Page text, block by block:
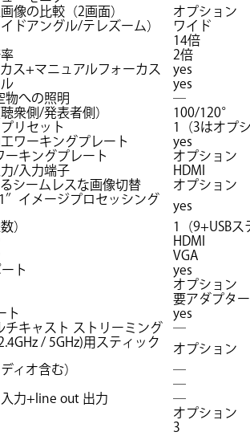
像の比較（2画面）
オプション
ドアングル/テレズーム）
ワイド
14倍
2倍
ス+マニュアルフォーカス
yes
yes
物への照明
―
衆側/発表者側）
100/120°
リセット
1（3はオプ
ワーキングプレート
yes
キングプレート
オプション
/入力端子
HDMI
シームレスな画像切替
オプション
イメージプロセッシング
yes
）
1（9+USB
HDMI
VGA
ト
yes
オプション
要アダプター
ト
yes
チキャスト ストリーミング
―
/ 5GHz)用スティック
オプション
ィオ含む）
―
―
力+line out 出力
―
オプション
3